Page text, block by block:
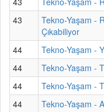
43
Tekno-Yaşam -
Çıkabiliyor
44
Tekno-Yaşam -
44
Tekno-Yaşam -
44
Tekno-Yaşam -
44
Tekno-Yaşam -